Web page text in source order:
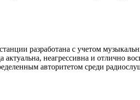
разработана с учетом
неагрессивна и отлично
авторитетом среди